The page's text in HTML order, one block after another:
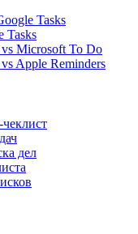
Tasks
Tasks
vs Microsoft To Do
Apple Reminders
дел